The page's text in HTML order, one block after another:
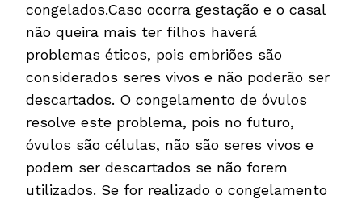
congelados.Caso ocorra gestação e o casal
não queira mais ter filhos haverá
problemas éticos, pois embriões são
considerados seres vivos e não poderão ser
descartados. O congelamento de óvulos
resolve este problema, pois no futuro,
óvulos são células, não são seres vivos e
podem ser descartados se não forem
utilizados. Se for realizado o congelamento